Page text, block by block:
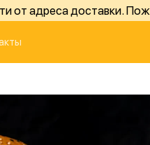
от адреса доставки.